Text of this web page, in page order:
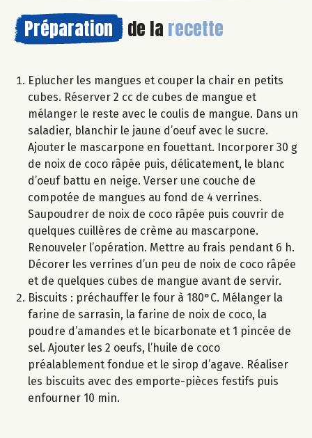
Préparation de la recette
Eplucher les mangues et couper la chair en petits
cubes. Réserver 2 cc de cubes de mangue et
mélanger le reste avec le coulis de mangue. Dans un
saladier, blanchir le jaune d’oeuf avec le sucre.
Ajouter le mascarpone en fouettant. Incorporer 30 g
de noix de coco râpée puis, délicatement, le blanc
d’oeuf battu en neige. Verser une couche de
compotée de mangues au fond de 4 verrines.
Saupoudrer de noix de coco râpée puis couvrir de
quelques cuillères de crème au mascarpone.
Renouveler l’opération. Mettre au frais pendant 6 h.
Décorer les verrines d’un peu de noix de coco râpée
et de quelques cubes de mangue avant de servir.
Biscuits : préchauffer le four à 180°C. Mélanger la
farine de sarrasin, la farine de noix de coco, la
poudre d’amandes et le bicarbonate et 1 pincée de
sel. Ajouter les 2 oeufs, l’huile de coco
préalablement fondue et le sirop d’agave. Réaliser
les biscuits avec des emporte-pièces festifs puis
enfourner 10 min.